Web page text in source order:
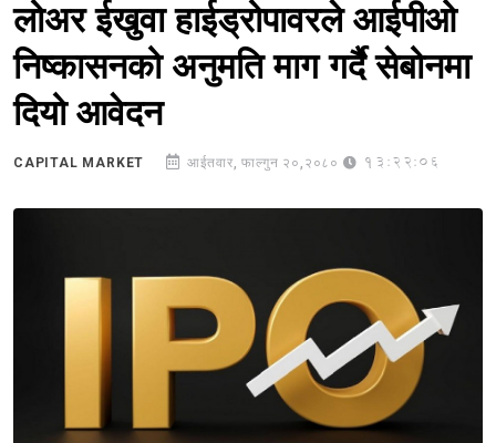
लोअर ईखुवा हाईड्रोपावरले आईपीओ
निष्कासनको अनुमति माग गर्दै सेबोनमा
दियो आवेदन
CAPITAL MARKET आईतवार, फाल्गुन २०,२०८० 13:22:06